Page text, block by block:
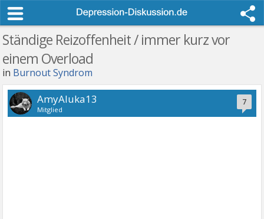
Ständige Reizoffenheit / immer kurz vor
einem Overload
in Burnout Syndrom
7
AmyAluka13
Mitglied